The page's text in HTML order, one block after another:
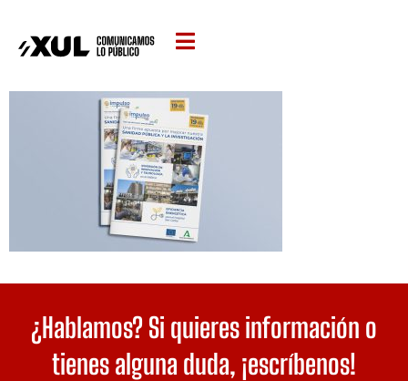
¿Hablamos? Si quieres información o
tienes alguna duda, ¡escríbenos!